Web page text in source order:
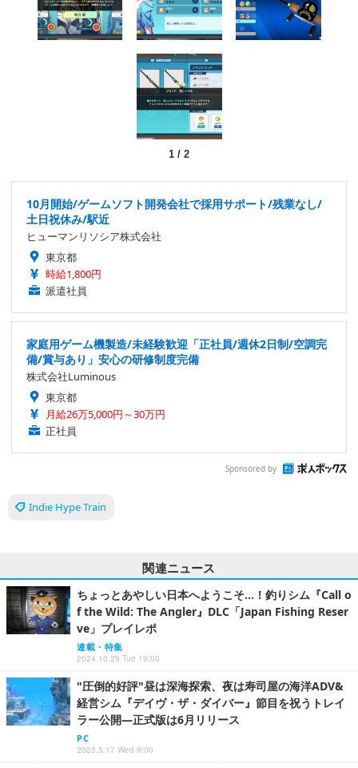
1/ 2
10月開始/ゲームソフト開発会社で採用サポート/残業なし/
土日祝休み/駅近
ヒューマンリソシア株式会社
東京都
時給1,800円
派遣社員
家庭用ゲーム機製造/未経験歓迎「正社員/週休2日制/空調完
備/賞与あり」安心の研修制度完備
株式会社Luminous
東京都
月給26万5,000円～30万円
正社員
Sponsored by
Indie Hype Train
関連ニュース
ちょっとあやしい日本へようこそ…！釣りシム『Call o
f the Wild: The Angler』DLC「Japan Fishing Reser
ve」プレイレポ
連載・特集
2024.10.29 Tue 19:00
"圧倒的好評"昼は深海探索、夜は寿司屋の海洋ADV&
経営シム『デイヴ・ザ・ダイバー』節目を祝うトレイ
ラー公開―正式版は6月リリース
PC
2023.5.17 Wed 9:00